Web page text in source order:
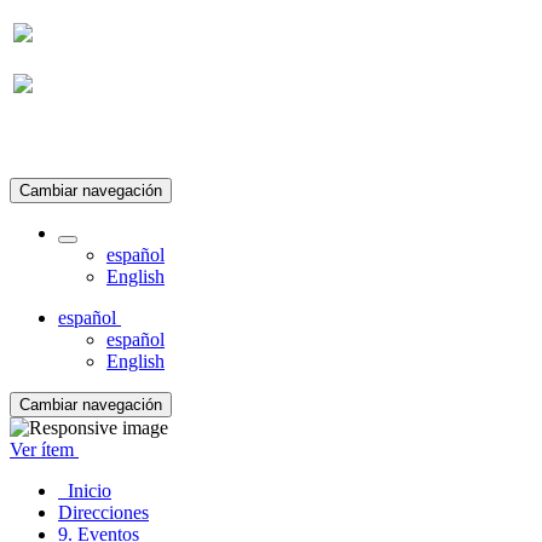
Cambiar navegación
español
English
español
español
English
Cambiar navegación
Ver ítem
Inicio
Direcciones
9. Eventos